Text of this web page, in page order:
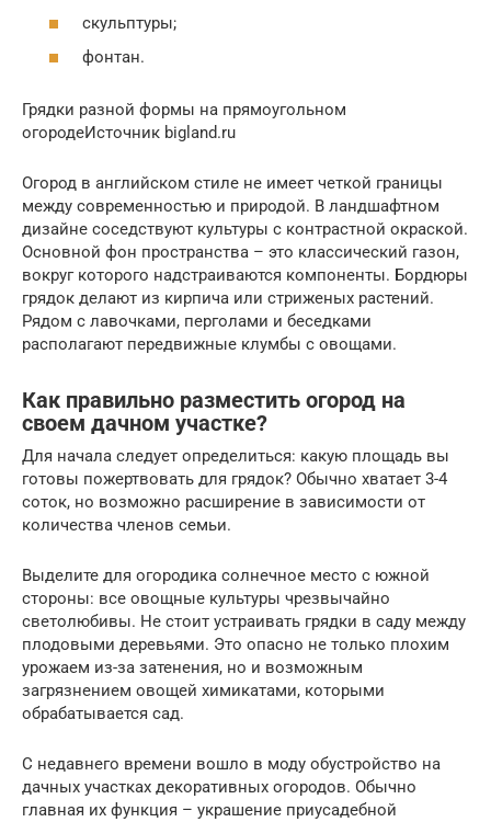
скульптуры;
фонтан.
Грядки разной формы на прямоугольном
огородеИсточник bigland.ru
Огород в английском стиле не имеет четкой границы
между современностью и природой. В ландшафтном
дизайне соседствуют культуры с контрастной окраской.
Основной фон пространства – это классический газон,
вокруг которого надстраиваются компоненты. Бордюры
грядок делают из кирпича или стриженых растений.
Рядом с лавочками, перголами и беседками
располагают передвижные клумбы с овощами.
Как правильно разместить огород на
своем дачном участке?
Для начала следует определиться: какую площадь вы
готовы пожертвовать для грядок? Обычно хватает 3-4
соток, но возможно расширение в зависимости от
количества членов семьи.
Выделите для огородика солнечное место с южной
стороны: все овощные культуры чрезвычайно
светолюбивы. Не стоит устраивать грядки в саду между
плодовыми деревьями. Это опасно не только плохим
урожаем из-за затенения, но и возможным
загрязнением овощей химикатами, которыми
обрабатывается сад.
С недавнего времени вошло в моду обустройство на
дачных участках декоративных огородов. Обычно
главная их функция – украшение приусадебной